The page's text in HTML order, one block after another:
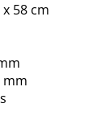
58 cm
mm